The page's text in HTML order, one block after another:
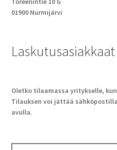
01900 Nurmijärvi
Laskutusasiakkaat
Oletko tilaamassa yritykselle,
Tilauksen voi jättää
avulla.